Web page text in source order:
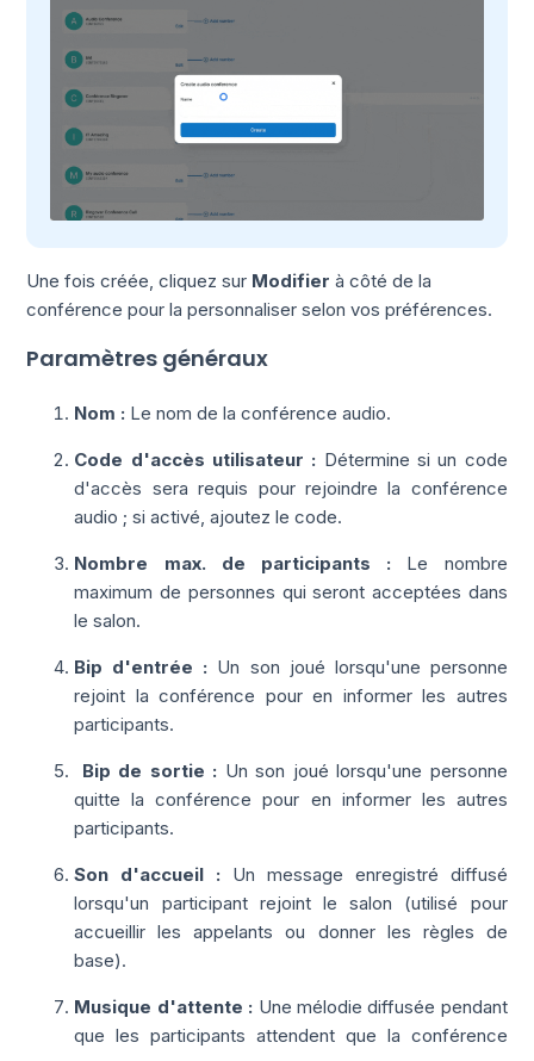
Une fois créée, cliquez sur Modifier à côté de la
conférence pour la personnaliser selon vos préférences.
Paramètres généraux
Nom : Le nom de la conférence audio.
Code d'accès utilisateur : Détermine si un code
d'accès sera requis pour rejoindre la conférence
audio ; si activé, ajoutez le code.
Nombre max. de participants : Le nombre
maximum de personnes qui seront acceptées dans
le salon.
Bip d'entrée : Un son joué lorsqu'une personne
rejoint la conférence pour en informer les autres
participants.
Bip de sortie : Un son joué lorsqu'une personne
quitte la conférence pour en informer les autres
participants.
Son d'accueil : Un message enregistré diffusé
lorsqu'un participant rejoint le salon (utilisé pour
accueillir les appelants ou donner les règles de
base).
Musique d'attente : Une mélodie diffusée pendant
que les participants attendent que la conférence